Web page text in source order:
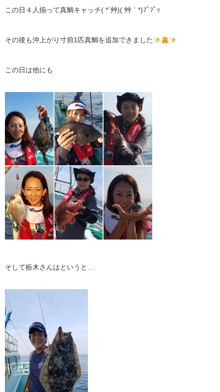
この日４人揃って真鯛キャッチ( *´艸)( 艸｀*)ﾌﾟﾌﾟｯ
その後も沖上がり寸前1匹真鯛を追加できました
この日は他にも
そして栃木さんはというと…